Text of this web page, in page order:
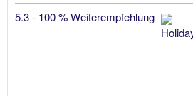
5.3 - 100 % Weiterempfehlung